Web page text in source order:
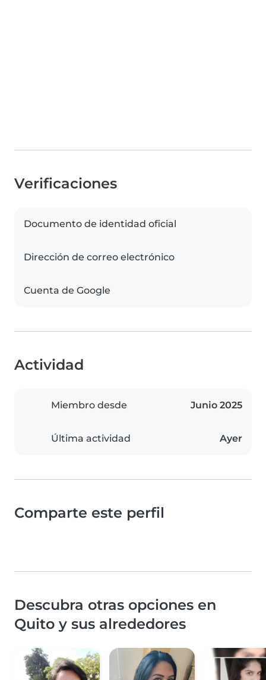
Verificaciones
Documento de identidad oficial
Dirección de correo electrónico
Cuenta de Google
Actividad
Miembro desde Junio 2025
Última actividad Ayer
Comparte este perfil
Descubra otras opciones en
Quito y sus alrededores